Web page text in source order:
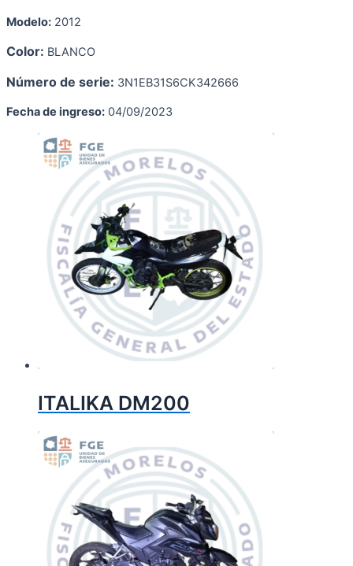
Modelo: 2012
Color: BLANCO
Número de serie: 3N1EB31S6CK342666
Fecha de ingreso: 04/09/2023
ITALIKA DM200